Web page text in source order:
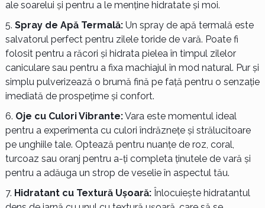
ale soarelui și pentru a le menține hidratate și moi.
Spray de Apă Termală:Un spray de apă termală este
salvatorul perfect pentru zilele toride de vară. Poate fi
folosit pentru a răcori și hidrata pielea în timpul zilelor
caniculare sau pentru a fixa machiajul în mod natural. Pur și
simplu pulverizează o brumă fină pe față pentru o senzație
imediată de prospețime și confort.
Oje cu Culori Vibrante:Vara este momentul ideal
pentru a experimenta cu culori îndrăznețe și strălucitoare
pe unghiile tale. Optează pentru nuanțe de roz, coral,
turcoaz sau oranj pentru a-ți completa ținutele de vară și
pentru a adăuga un strop de veselie în aspectul tău.
Hidratant cu Textură Ușoară:Înlocuiește hidratantul